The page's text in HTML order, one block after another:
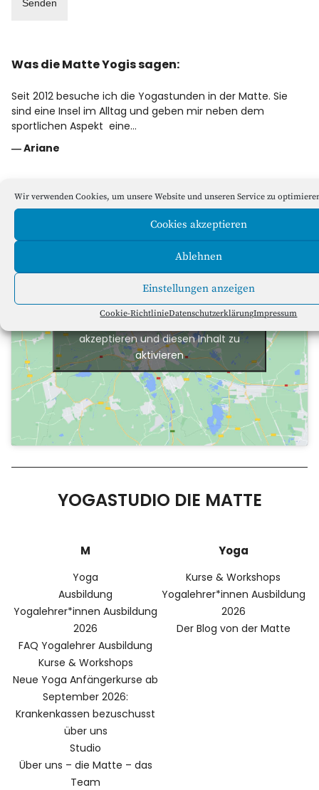
Wir verwenden Cookies, um unsere Website und unseren Service zu
Cookies akzeptieren
Ablehnen
Einstellungen anzeigen
Cookie-RichtlinieDatenschutzerklärungImpressum
Was die Matte Yogis sagen:
Seit 2012 besuche ich die Yogastunden in der Matte. Sie
sind eine Insel im Alltag und geben mir neben dem
sportlichen Aspekt eine…
―Ariane
Yogastudio Die Matte
Klicke hier, um Marketing-Cookies zu
akzeptieren und diesen Inhalt zu
aktivieren
YOGASTUDIO DIE MATTE
M
Yoga
Ausbildung
Yogalehrer*innen Ausbildung
2026
FAQ Yogalehrer Ausbildung
Kurse & Workshops
Neue Yoga Anfängerkurse ab
September 2026:
Krankenkassen bezuschusst
über uns
Studio
Über uns – die Matte – das
Team
Yoga
Kurse & Workshops
Yogalehrer*innen Ausbildung
2026
Der Blog von der Matte